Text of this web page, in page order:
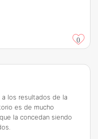
0
a los resultados de la
es de mucho
la concedan siendo